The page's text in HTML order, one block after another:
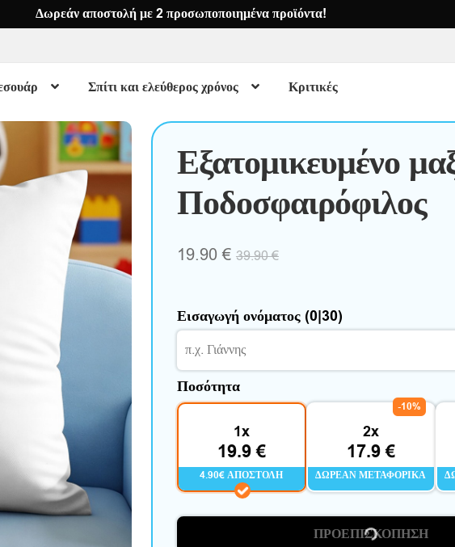
Δωρεάν αποστολή με 2 προσωποποιημένα προϊόντα!
Σπίτι και ελεύθερος χρόνος Κριτικές
Εξατομικευμένο
Ποδοσφαιρόφιλος
19.90 € 39.90€
Εισαγωγή ονόματος (0|30)
Ποσότητα
1x
19.9 €
4.90€ ΑΠΟΣΤΟΛΉ
2x
17.9 €
-10%
ΔΩΡΕΆΝ ΜΕΤΑΦΟΡΙΚΆ
ΠΡΟΕΠΙΣΚΌΠΗΣΗ